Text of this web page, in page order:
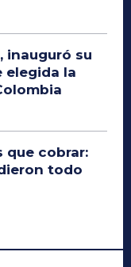
inauguró su
elegida la
que cobrar:
todo